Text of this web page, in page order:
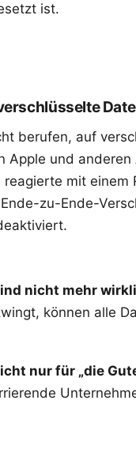
ist.
berufen, auf
Apple und anderen
mit einem
zu-Ende-
nicht mehr
können alle
nur für „die